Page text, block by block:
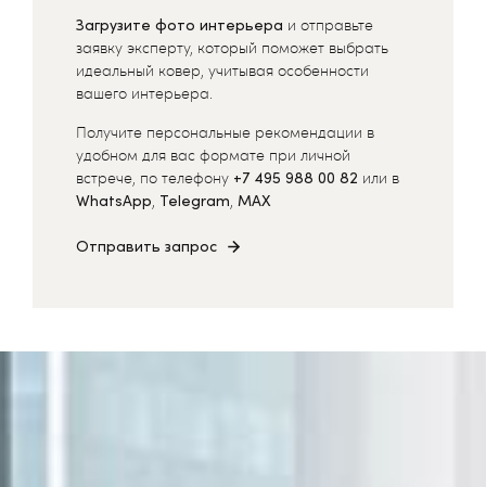
Загрузите фото интерьера и отправьте
заявку эксперту, который поможет выбрать
идеальный ковер, учитывая особенности
вашего интерьера.
Получите персональные рекомендации в
удобном для вас формате при личной
встрече, по телефону +7 495 988 00 82 или в
WhatsApp, Telegram, MAX
Отправить запрос